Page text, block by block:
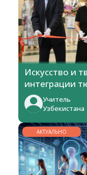
Искусство и
интеграции
Учитель
Узбекистана
АКТУАЛЬНО